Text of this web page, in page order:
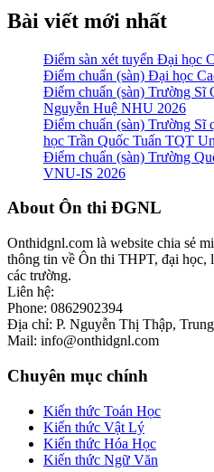
Bài viết mới nhất
Điểm sàn xét tuyển Đại học
Điểm chuẩn (sàn) Đại học
Điểm chuẩn (sàn) Trường Sĩ
Nguyễn Huệ NHU 2026
Điểm chuẩn (sàn) Trường Sĩ
học Trần Quốc Tuấn TQT
Điểm chuẩn (sàn) Trường
VNU-IS 2026
Footer
About Ôn thi ĐGNL
Onthidgnl.com là website chia sẻ
thông tin về Ôn thi THPT, đại học,
các trường.
Liên hệ:
Phone: 0862902394
Địa chỉ: P. Nguyễn Thị Thập,
Mail: info@onthidgnl.com
Chuyên mục chính
Kiến thức Toán Học
Kiến thức Vật Lý
Kiến thức Hóa Học
Kiến thức Ngữ Văn